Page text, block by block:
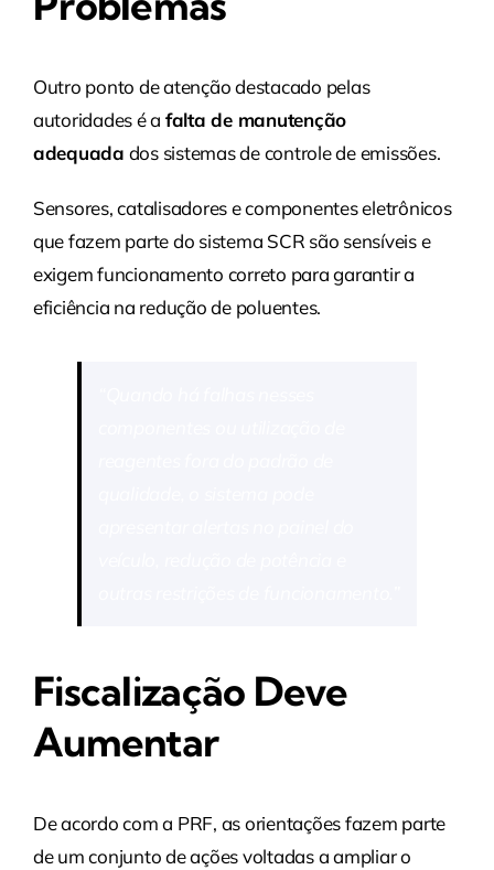
Outro ponto de atenção destacado pelas
autoridades é a falta de manutenção
adequada dos sistemas de controle de emissões.
Sensores, catalisadores e componentes eletrônicos
que fazem parte do sistema SCR são sensíveis e
exigem funcionamento correto para garantir a
eficiência na redução de poluentes.
Fiscalização Deve
Aumentar
De acordo com a PRF, as orientações fazem parte
de um conjunto de ações voltadas a ampliar o